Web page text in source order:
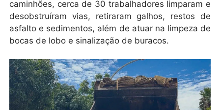
caminhões, cerca de 30 trabalhadores limparam e
desobstruíram vias, retiraram galhos, restos de
asfalto e sedimentos, além de atuar na limpeza de
bocas de lobo e sinalização de buracos.